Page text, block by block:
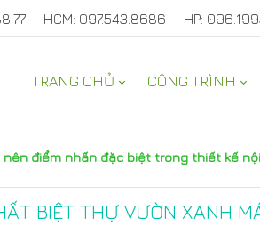
HCM: 097.543.8686 HP:
TRANG CHỦ CÔNG TRÌNH
THẤT NHÀ ĐẸP
điểm nhấn đặc biệt trong thiết kế
BIỆT THỰ VƯỜN XANH